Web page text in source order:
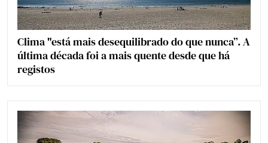
Clima "está mais desequilibrado do que nunca”. A
última década foi a mais quente desde que há
registos